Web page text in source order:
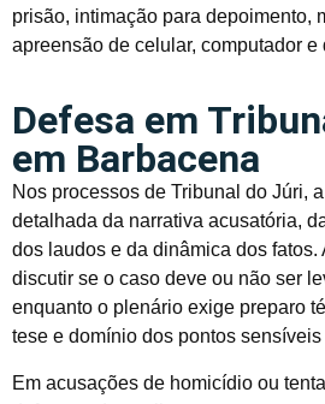
prisão, intimação para depoimento,
apreensão de celular, computador e
Defesa em
em Barbacena
Nos processos de Tribunal do Júri,
detalhada da narrativa acusatória,
dos laudos e da dinâmica dos fatos.
discutir se o caso deve ou não ser
enquanto o plenário exige preparo
tese e domínio dos pontos
Em acusações de homicídio ou